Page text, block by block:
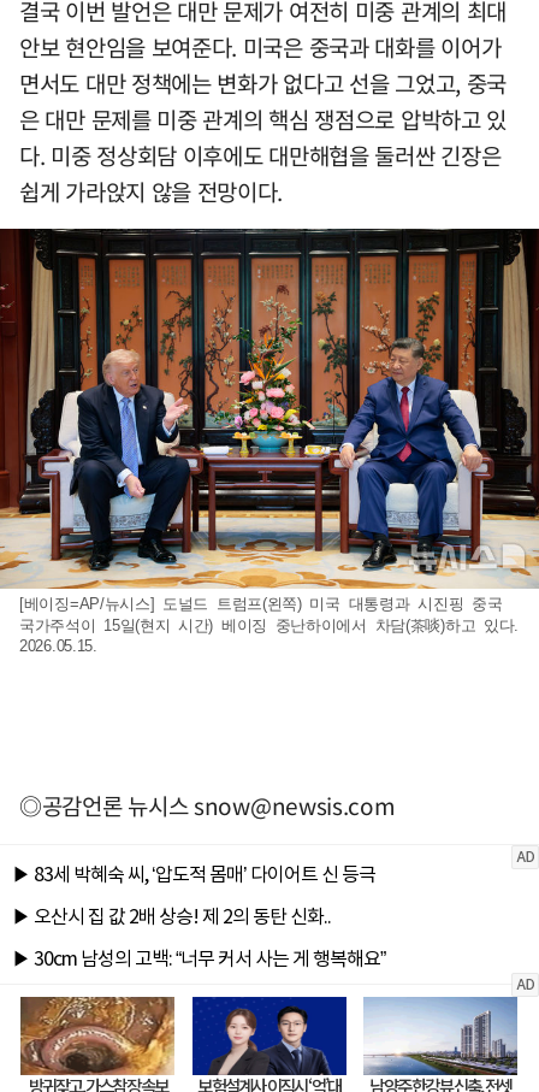
결국 이번 발언은 대만 문제가 여전히 미중 관계의 최대
안보 현안임을 보여준다. 미국은 중국과 대화를 이어가
면서도 대만 정책에는 변화가 없다고 선을 그었고, 중국
은 대만 문제를 미중 관계의 핵심 쟁점으로 압박하고 있
다. 미중 정상회담 이후에도 대만해협을 둘러싼 긴장은
쉽게 가라앉지 않을 전망이다.
[베이징=AP/뉴시스] 도널드 트럼프(왼쪽) 미국 대통령과 시진핑 중국
국가주석이 15일(현지 시간) 베이징 중난하이에서 차담(茶啖)하고 있다.
2026.05.15.
◎공감언론 뉴시스snow@newsis.com